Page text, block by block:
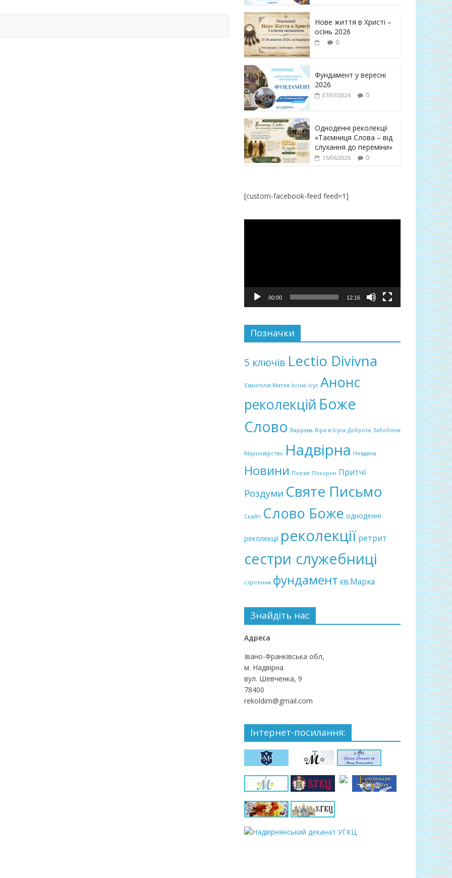
Нове життя в Христі –
осінь 2026
0
Фундамент у вересні
2026
07/07/2026 0
Одноденні реколекції
«Таємниця Слова – від
слухання до переміни»
15/06/2026 0
[custom-facebook-feed feed=1]
00:00 12:16
Позначки
5 ключів Lectio Divivna
Євангелія Матея Ікона Ісус Анонс
реколекцій Боже
Слово Варрава Віра в Ісуса Доброта Забобони
Марновірство Надвірна Невдвча
Новини Поезія Похорон Притчі
Роздуми Святе Письмо
Скайп Слово Боже одноденні
реколекції реколекції ретрит
сестри служебниці
стрітення фундамент єв.Марка
Знайдіть нас
Адреса
Івано-Франківська обл,
м. Надвірна
вул. Шевченка, 9
78400
rekoldim@gmail.com
Інтернет-посилання: